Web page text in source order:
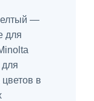
—
для
в